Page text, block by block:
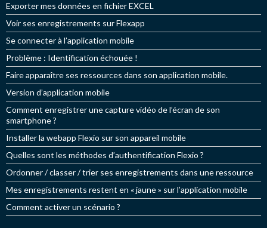
:
Exporter mes données en fichier EXCEL
Voir ses enregistrements sur Flexapp
Se connecter à l’application mobile
Problème : Identification échouée !
Faire apparaître ses ressources dans son application mobile.
Version d’application mobile
Comment enregistrer une capture vidéo de l’écran de son
smartphone ?
Installer la webapp Flexio sur son appareil mobile
Quelles sont les méthodes d’authentification Flexio ?
Ordonner / classer / trier ses enregistrements dans une ressource
Mes enregistrements restent en « jaune » sur l’application mobile
Comment activer un scénario ?